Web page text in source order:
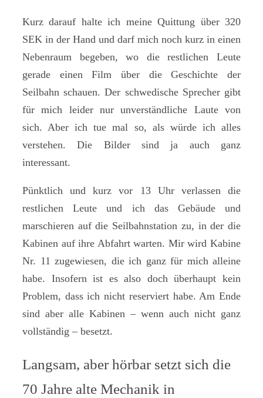
Kurz darauf halte ich meine Quittung über 320
SEK in der Hand und darf mich noch kurz in einen
Nebenraum begeben, wo die restlichen Leute
gerade einen Film über die Geschichte der
Seilbahn schauen. Der schwedische Sprecher gibt
für mich leider nur unverständliche Laute von
sich. Aber ich tue mal so, als würde ich alles
verstehen. Die Bilder sind ja auch ganz
interessant.
Pünktlich und kurz vor 13 Uhr verlassen die
restlichen Leute und ich das Gebäude und
marschieren auf die Seilbahnstation zu, in der die
Kabinen auf ihre Abfahrt warten. Mir wird Kabine
Nr. 11 zugewiesen, die ich ganz für mich alleine
habe. Insofern ist es also doch überhaupt kein
Problem, dass ich nicht reserviert habe. Am Ende
sind aber alle Kabinen – wenn auch nicht ganz
vollständig – besetzt.
Langsam, aber hörbar setzt sich die
70 Jahre alte Mechanik in